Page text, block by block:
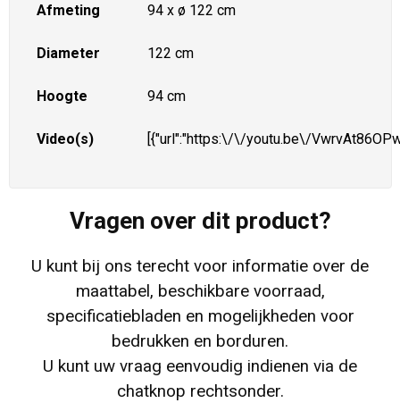
Afmeting 94 x ø 122 cm
Diameter 122 cm
Hoogte 94 cm
Video(s) [{"url":"https:\/\/youtu.be\/
Vragen over dit product?
U kunt bij ons terecht voor informatie over de
maattabel, beschikbare voorraad,
specificatiebladen en mogelijkheden voor
bedrukken en borduren.
U kunt uw vraag eenvoudig indienen via de
chatknop rechtsonder.